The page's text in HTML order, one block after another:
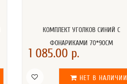
КОМПЛЕКТ УГОЛКОВ СИНИЙ С
ФОНАРИКАМИ 70*90СМ
1 085.00 р.
НЕТ В НАЛИЧИИ